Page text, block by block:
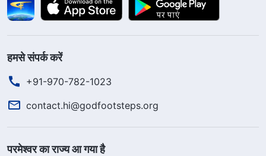
हमसे संपर्क करें
+91-970-782-1023
contact.hi@godfootsteps.org
परमेश्वर का राज्य आ गया है